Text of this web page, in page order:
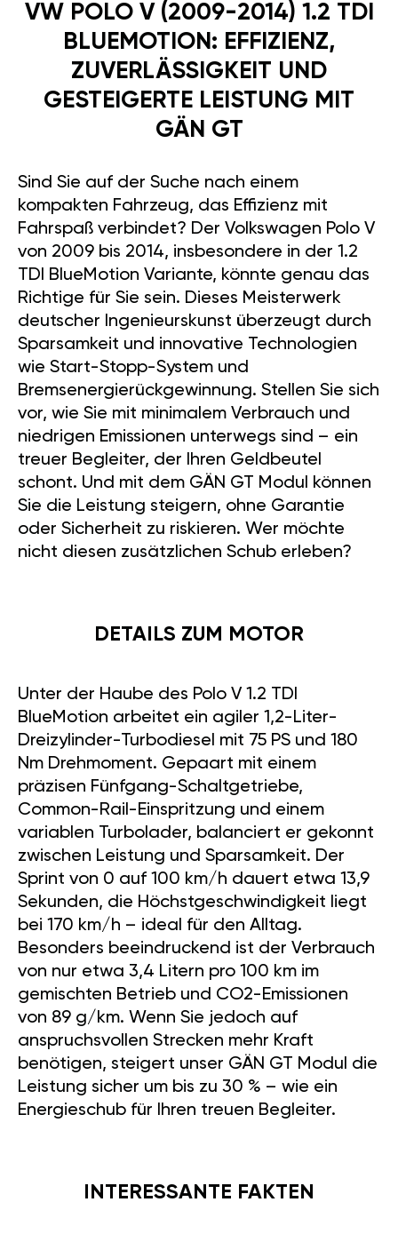
VW POLO V (2009-2014) 1.2 TDI
BLUEMOTION: EFFIZIENZ,
ZUVERLÄSSIGKEIT UND
GESTEIGERTE LEISTUNG MIT
GÄN GT
Sind Sie auf der Suche nach einem
kompakten Fahrzeug, das Effizienz mit
Fahrspaß verbindet? Der Volkswagen Polo V
von 2009 bis 2014, insbesondere in der 1.2
TDI BlueMotion Variante, könnte genau das
Richtige für Sie sein. Dieses Meisterwerk
deutscher Ingenieurskunst überzeugt durch
Sparsamkeit und innovative Technologien
wie Start-Stopp-System und
Bremsenergierückgewinnung. Stellen Sie sich
vor, wie Sie mit minimalem Verbrauch und
niedrigen Emissionen unterwegs sind – ein
treuer Begleiter, der Ihren Geldbeutel
schont. Und mit dem GÄN GT Modul können
Sie die Leistung steigern, ohne Garantie
oder Sicherheit zu riskieren. Wer möchte
nicht diesen zusätzlichen Schub erleben?
DETAILS ZUM MOTOR
Unter der Haube des Polo V 1.2 TDI
BlueMotion arbeitet ein agiler 1,2-Liter-
Dreizylinder-Turbodiesel mit 75 PS und 180
Nm Drehmoment. Gepaart mit einem
präzisen Fünfgang-Schaltgetriebe,
Common-Rail-Einspritzung und einem
variablen Turbolader, balanciert er gekonnt
zwischen Leistung und Sparsamkeit. Der
Sprint von 0 auf 100 km/h dauert etwa 13,9
Sekunden, die Höchstgeschwindigkeit liegt
bei 170 km/h – ideal für den Alltag.
Besonders beeindruckend ist der Verbrauch
von nur etwa 3,4 Litern pro 100 km im
gemischten Betrieb und CO2-Emissionen
von 89 g/km. Wenn Sie jedoch auf
anspruchsvollen Strecken mehr Kraft
benötigen, steigert unser GÄN GT Modul die
Leistung sicher um bis zu 30 % – wie ein
Energieschub für Ihren treuen Begleiter.
INTERESSANTE FAKTEN